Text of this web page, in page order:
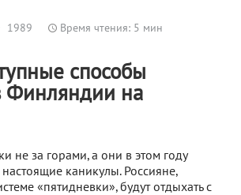
1989 Время чтения: 5 мин
способы
Финляндии на
не за горами, а они в этом году
каникулы. Россияне,
«пятидневки», будут отдыхать с